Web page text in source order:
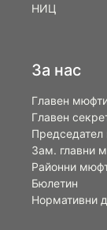
НИЦ
За нас
Главен
Главен
Зам. главни
Районни
Бюлетин
Нормативни